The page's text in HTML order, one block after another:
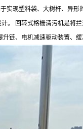
实现塑料袋、大树杆、
回转式格栅清污机是
链、电机减速驱动装置、